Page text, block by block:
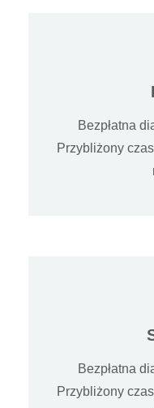
Bezpłatna
Przybliżony
Bezpłatna
Przybliżony